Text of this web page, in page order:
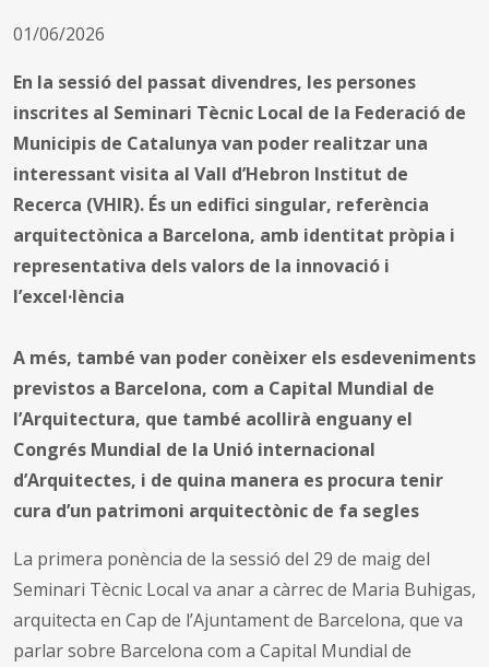
01/06/2026
En la sessió del passat divendres, les persones
inscrites al Seminari Tècnic Local de la Federació de
Municipis de Catalunya van poder realitzar una
interessant visita al Vall d’Hebron Institut de
Recerca (VHIR). És un edifici singular, referència
arquitectònica a Barcelona, amb identitat pròpia i
representativa dels valors de la innovació i
l’excel·lència
A més, també van poder conèixer els esdeveniments
previstos a Barcelona, com a Capital Mundial de
l’Arquitectura, que també acollirà enguany el
Congrés Mundial de la Unió internacional
d’Arquitectes, i de quina manera es procura tenir
cura d’un patrimoni arquitectònic de fa segles
La primera ponència de la sessió del 29 de maig del
Seminari Tècnic Local va anar a càrrec de Maria Buhigas,
arquitecta en Cap de l’Ajuntament de Barcelona, que va
parlar sobre Barcelona com a Capital Mundial de